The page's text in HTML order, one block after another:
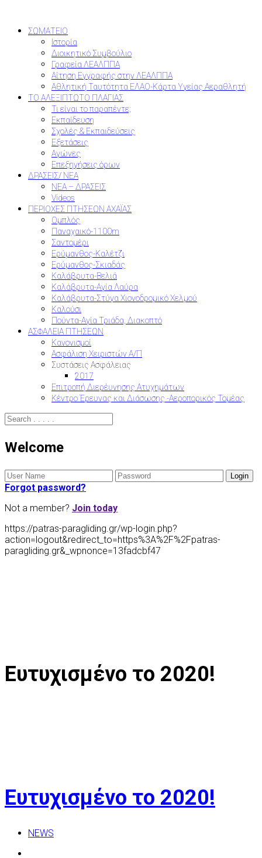
ΣΩΜΑΤΕΙΟ
Ιστορία
Διοικητικό Συμβούλιο
Γραφεία ΛΕΑΛΠΠΑ
Αίτηση Εγγραφής στην ΛΕΑΛΠΠΑ
Αθλητική Ταυτότητα ΕΛΑΟ-Κάρτα Υγείας Αεραθλητή
ΤΟ ΑΛΕΞΙΠΤΩΤΟ ΠΛΑΓΙΑΣ
Τι είναι το παραπέντε;
Εκπαίδευση
Σχολές & Εκπαιδεύσεις
Εξετάσεις
Αγώνες
Επεξηγήσεις όρων
ΔΡΑΣΕΙΣ/ ΝΕΑ
ΝΕΑ – ΔΡΑΣΕΙΣ
Videos
ΠΕΡΙΟΧΕΣ ΠΤΗΣΕΩΝ ΑΧΑΪΑΣ
Ομπλός
Παναχαικό-1100m
Σαντομέρι
Ερύμανθος-Καλέτζι
Ερύμανθος-Σκιαδάς
Καλάβρυτα-Βελιά
Καλάβρυτα-Αγία Λαύρα
Καλάβρυτα-Στύγα Χιονοδρομικό Χελμού
Καλούσι
Πούντα-Αγία Τριάδα, Διακοπτό
ΑΣΦΑΛΕΙΑ ΠΤΗΣΕΩΝ
Κανονισμοί
Ασφάλιση Χειριστών Α/Π
Συστάσεις Ασφάλειας
2017
Επιτροπή Διερέυνησης Ατυχημάτων
Κέντρο Έρευνας και Διάσωσης -Αεροπορικός Τομέας
Welcome
Forgot password?
Not a member? Join today
https://patras-paragliding.gr/wp-login.php?
action=logout&redirect_to=https%3A%2F%2Fpatras-
paragliding.gr&_wpnonce=13fadcbf47
Ευτυχισμένο το 2020!
Ευτυχισμένο το 2020!
NEWS